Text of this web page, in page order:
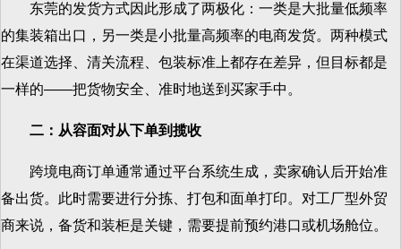
东莞的发货方式因此形成了两极化：一类是大批量低频率
的集装箱出口，另一类是小批量高频率的电商发货。两种模式
在渠道选择、清关流程、包装标准上都存在差异，但目标都是
一样的——把货物安全、准时地送到买家手中。
二：从容面对从下单到揽收
跨境电商订单通常通过平台系统生成，卖家确认后开始准
备出货。此时需要进行分拣、打包和面单打印。对工厂型外贸
商来说，备货和装柜是关键，需要提前预约港口或机场舱位。